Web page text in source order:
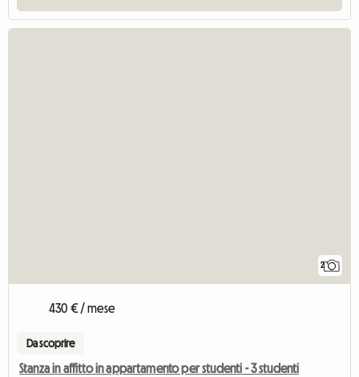
2
430 € / mese
Da scoprire
Stanza in affitto in appartamento per studenti - 3 studenti